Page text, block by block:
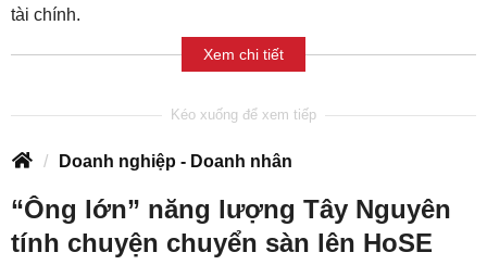
tài chính.
Xem chi tiết
Doanh nghiệp - Doanh nhân
“Ông lớn” năng lượng Tây Nguyên
tính chuyện chuyển sàn lên HoSE